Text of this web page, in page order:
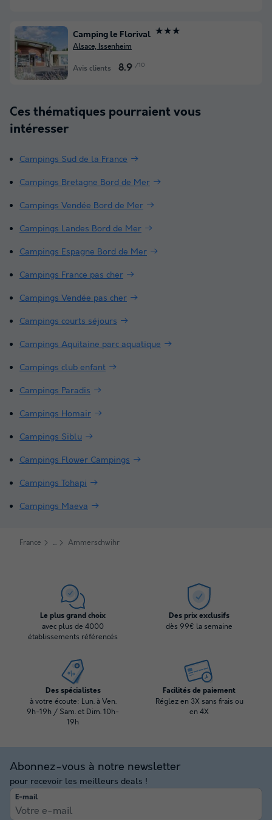
Camping le Florival ★★★
Alsace, Issenheim
Avis clients 8.9 /10
Ces thématiques pourraient vous
intéresser
Campings Sud de la France
Campings Bretagne Bord de Mer
Campings Vendée Bord de Mer
Campings Landes Bord de Mer
Campings Espagne Bord de Mer
Campings France pas cher
Campings Vendée pas cher
Campings courts séjours
Campings Aquitaine parc aquatique
Campings club enfant
Campings Paradis
Campings Homair
Campings Siblu
Campings Flower Campings
Campings Tohapi
Campings Maeva
France Ammerschwihr
Le plus grand choix
avec plus de 4000
établissements référencés
Des prix exclusifs
dès 99€ la semaine
Des spécialistes
à votre écoute: Lun. à Ven.
9h-19h / Sam. et Dim. 10h-
19h
Facilités de paiement
Réglez en 3X sans frais ou
en 4X
Abonnez-vous à notre newsletter
pour recevoir les meilleurs deals !
E-mail